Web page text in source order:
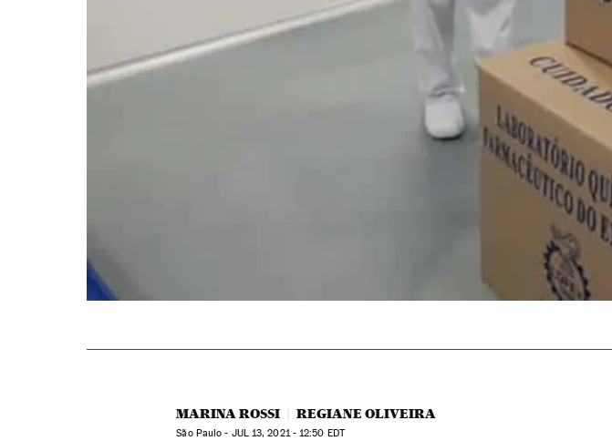
MARINA ROSSI REGIANE OLIVEIRA
São Paulo - JUL13, 2021 - 12:50 EDT